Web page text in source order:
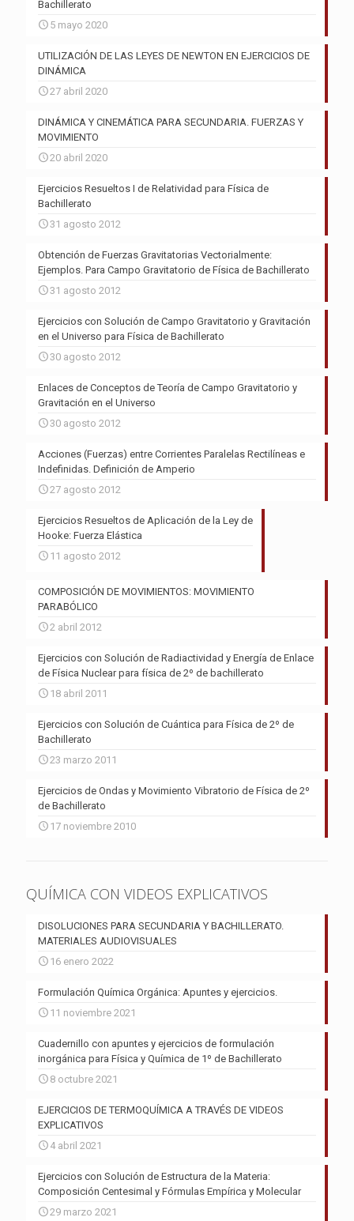
Bachillerato
5 mayo 2020
UTILIZACIÓN DE LAS LEYES DE NEWTON EN EJERCICIOS DE
DINÁMICA
27 abril 2020
DINÁMICA Y CINEMÁTICA PARA SECUNDARIA. FUERZAS Y
MOVIMIENTO
20 abril 2020
Ejercicios Resueltos I de Relatividad para Física de
Bachillerato
31 agosto 2012
Obtención de Fuerzas Gravitatorias Vectorialmente:
Ejemplos. Para Campo Gravitatorio de Física de Bachillerato
31 agosto 2012
Ejercicios con Solución de Campo Gravitatorio y Gravitación
en el Universo para Física de Bachillerato
30 agosto 2012
Enlaces de Conceptos de Teoría de Campo Gravitatorio y
Gravitación en el Universo
30 agosto 2012
Acciones (Fuerzas) entre Corrientes Paralelas Rectilíneas e
Indefinidas. Definición de Amperio
27 agosto 2012
Ejercicios Resueltos de Aplicación de la Ley de
Hooke: Fuerza Elástica
11 agosto 2012
COMPOSICIÓN DE MOVIMIENTOS: MOVIMIENTO
PARABÓLICO
2 abril 2012
Ejercicios con Solución de Radiactividad y Energía de Enlace
de Física Nuclear para física de 2º de bachillerato
18 abril 2011
Ejercicios con Solución de Cuántica para Física de 2º de
Bachillerato
23 marzo 2011
Ejercicios de Ondas y Movimiento Vibratorio de Física de 2º
de Bachillerato
17 noviembre 2010
QUÍMICA CON VIDEOS EXPLICATIVOS
DISOLUCIONES PARA SECUNDARIA Y BACHILLERATO.
MATERIALES AUDIOVISUALES
16 enero 2022
Formulación Química Orgánica: Apuntes y ejercicios.
11 noviembre 2021
Cuadernillo con apuntes y ejercicios de formulación
inorgánica para Física y Química de 1º de Bachillerato
8 octubre 2021
EJERCICIOS DE TERMOQUÍMICA A TRAVÉS DE VIDEOS
EXPLICATIVOS
4 abril 2021
Ejercicios con Solución de Estructura de la Materia:
Composición Centesimal y Fórmulas Empírica y Molecular
29 marzo 2021